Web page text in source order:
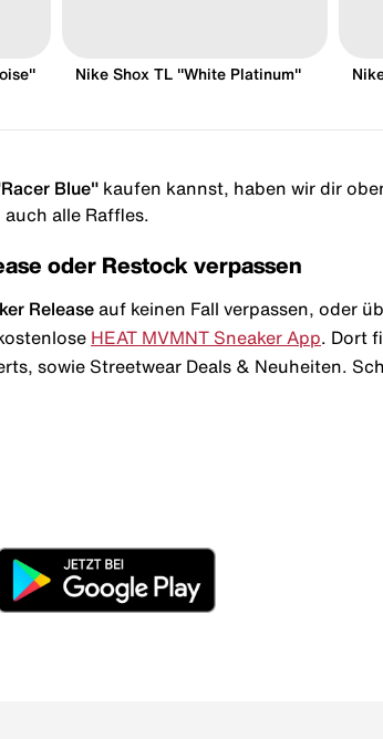
Nike Shox TL "White Platinum"
Blue" kaufen kannst, haben wir dir
alle Raffles.
oder Restock verpassen
Release auf keinen Fall verpassen, oder
HEAT MVMNT Sneaker App . Dort
sowie Streetwear Deals & Neuheiten.